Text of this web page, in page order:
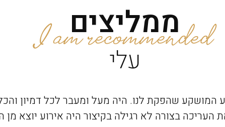
ממליצים
עלי
המושקע שהפקת לנו. היה מעל ומעבר לכל דמיון
בצורה לא רגילה בקיצור היה אירוע יוצא